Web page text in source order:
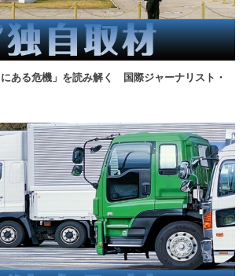
にある危機」を読み解く 国際ジャーナリスト・